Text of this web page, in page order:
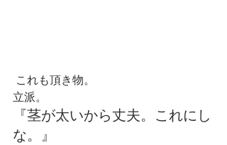
これも頂き物。
立派。
『茎が太いから丈夫。これにし
な。』